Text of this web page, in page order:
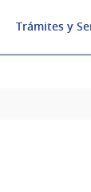
Trámites y